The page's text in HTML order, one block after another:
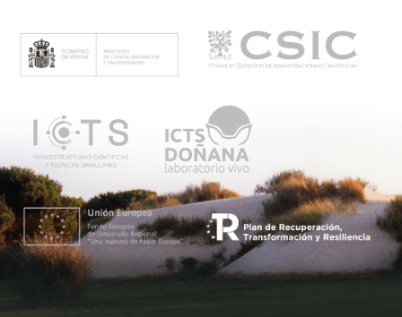
e
n
ú
p
r
i
n
c
p